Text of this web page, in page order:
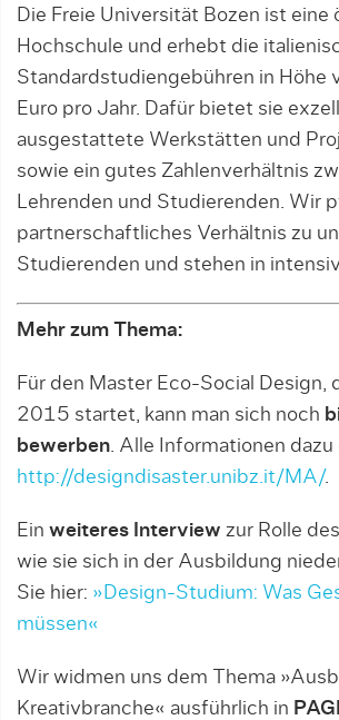
Die Freie Universität Bozen ist
Hochschule und erhebt die
Standardstudiengebühren in Höhe
Euro pro Jahr. Dafür bietet sie
ausgestattete Werkstätten und
sowie ein gutes Zahlenverhältnis
Lehrenden und Studierenden. Wir
partnerschaftliches Verhältnis zu
Studierenden und stehen in
Mehr zum Thema:
Für den Master Eco-Social Design,
2015 startet, kann man sich noch
bewerben. Alle Informationen
http://designdisaster.unibz.it/MA/.
Ein weiteres Interview zur Rolle
wie sie sich in der Ausbildung
Sie hier: »Design-Studium: Was
müssen«
Wir widmen uns dem Thema
Kreativbranche« ausführlich in